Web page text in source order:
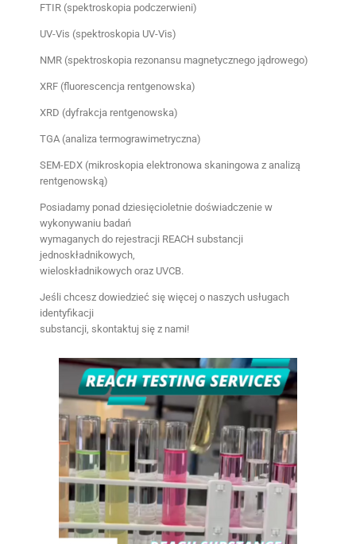
FTIR (spektroskopia podczerwieni)
UV-Vis (spektroskopia UV-Vis)
NMR (spektroskopia rezonansu magnetycznego jądrowego)
XRF (fluorescencja rentgenowska)
XRD (dyfrakcja rentgenowska)
TGA (analiza termograwimetryczna)
SEM-EDX (mikroskopia elektronowa skaningowa z analizą
rentgenowską)
Posiadamy ponad dziesięcioletnie doświadczenie w
wykonywaniu badań
wymaganych do rejestracji REACH substancji
jednoskładnikowych,
wieloskładnikowych oraz UVCB.
Jeśli chcesz dowiedzieć się więcej o naszych usługach
identyfikacji
substancji, skontaktuj się z nami!